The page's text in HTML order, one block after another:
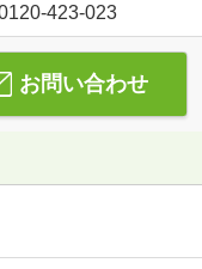
423-023
お問い合わせ